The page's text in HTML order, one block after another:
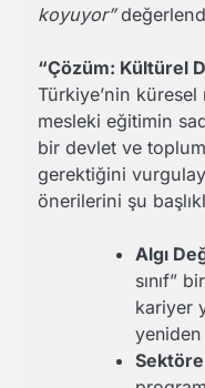
koyuyor”
“Çözüm: Kültürel
Türkiye’nin
mesleki eğitimin
bir devlet ve
gerektiğini
önerilerini şu
Algı
sınıf”
kariyer
yeniden